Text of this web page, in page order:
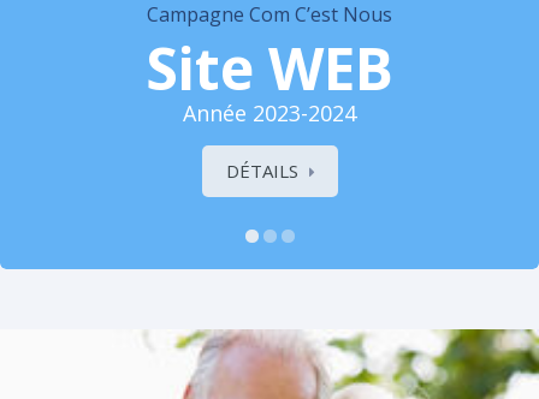
Campagne Com C’est Nous
Site WEB
Année 2023-2024
DÉTAILS